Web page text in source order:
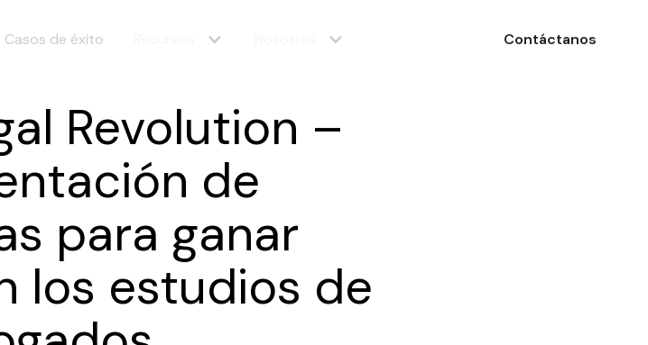
Casos de éxito Contáctanos
Revolution –
de
para ganar
los estudios de